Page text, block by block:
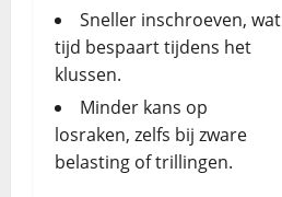
Sneller inschroeven, wat
tijd bespaart tijdens het
klussen.
Minder kans op
losraken, zelfs bij zware
belasting of trillingen.